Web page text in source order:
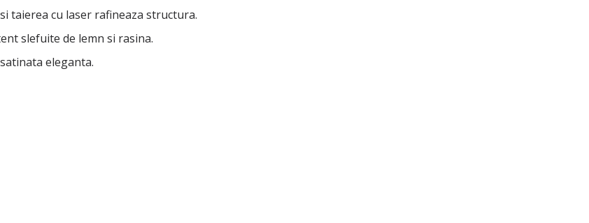
taierea cu laser rafineaza structura.
slefuite de lemn si rasina.
eleganta.